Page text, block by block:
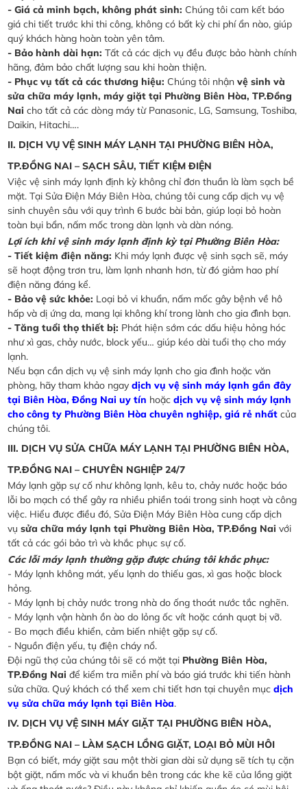
- Giá cả minh bạch, không phát sinh: Chúng tôi cam kết báo
giá chi tiết trước khi thi công, không có bất kỳ chi phí ẩn nào, giúp
quý khách hàng hoàn toàn yên tâm.
- Bảo hành dài hạn: Tất cả các dịch vụ đều được bảo hành chính
hãng, đảm bảo chất lượng sau khi hoàn thiện.
- Phục vụ tất cả các thương hiệu: Chúng tôi nhậnvệ sinh và
sửa chữa máy lạnh, máy giặt tại Phường Biên Hòa, TP.Đồng
Nai cho tất cả các dòng máy từ Panasonic, LG, Samsung, Toshiba,
Daikin, Hitachi….
II. DỊCH VỤ VỆ SINH MÁY LẠNH TẠI PHƯỜNG BIÊN HÒA,
TP.ĐỒNG NAI – SẠCH SÂU, TIẾT KIỆM ĐIỆN
Việc vệ sinh máy lạnh định kỳ không chỉ đơn thuần là làm sạch bề
mặt. Tại Sửa Điện Máy Biên Hòa, chúng tôi cung cấp dịch vụ vệ
sinh chuyên sâu với quy trình 6 bước bài bản, giúp loại bỏ hoàn
toàn bụi bẩn, nấm mốc trong dàn lạnh và dàn nóng.
Lợi ích khi vệ sinh máy lạnh định kỳ tại Phường Biên Hòa:
- Tiết kiệm điện năng: Khi máy lạnh được vệ sinh sạch sẽ, máy
sẽ hoạt động trơn tru, làm lạnh nhanh hơn, từ đó giảm hao phí
điện năng đáng kể.
- Bảo vệ sức khỏe: Loại bỏ vi khuẩn, nấm mốc gây bệnh về hô
hấp và dị ứng da, mang lại không khí trong lành cho gia đình bạn.
- Tăng tuổi thọ thiết bị: Phát hiện sớm các dấu hiệu hỏng hóc
như xì gas, chảy nước, block yếu… giúp kéo dài tuổi thọ cho máy
lạnh.
Nếu bạn cần dịch vụ vệ sinh máy lạnh cho gia đình hoặc văn
phòng, hãy tham khảo ngaydịch vụ vệ sinh máy lạnh gần đây
tại Biên Hòa, Đồng Nai uy tín hoặcdịch vụ vệ sinh máy lạnh
cho công ty Phường Biên Hòa chuyên nghiệp, giá rẻ nhất của
chúng tôi.
III. DỊCH VỤ SỬA CHỮA MÁY LẠNH TẠI PHƯỜNG BIÊN HÒA,
TP.ĐỒNG NAI – CHUYÊN NGHIỆP 24/7
Máy lạnh gặp sự cố như không lạnh, kêu to, chảy nước hoặc báo
lỗi bo mạch có thể gây ra nhiều phiền toái trong sinh hoạt và công
việc. Hiểu được điều đó, Sửa Điện Máy Biên Hòa cung cấp dịch
vụsửa chữa máy lạnh tại Phường Biên Hòa, TP.Đồng Nai với
tất cả các gói bảo trì và khắc phục sự cố.
Các lỗi máy lạnh thường gặp được chúng tôi khắc phục:
- Máy lạnh không mát, yếu lạnh do thiếu gas, xì gas hoặc block
hỏng.
- Máy lạnh bị chảy nước trong nhà do ống thoát nước tắc nghẽn.
- Máy lạnh vận hành ồn ào do lỏng ốc vít hoặc cánh quạt bị vỡ.
- Bo mạch điều khiển, cảm biến nhiệt gặp sự cố.
- Nguồn điện yếu, tụ điện cháy nổ.
Đội ngũ thợ của chúng tôi sẽ có mặt tại Phường Biên Hòa,
TP.Đồng Nai để kiểm tra miễn phí và báo giá trước khi tiến hành
sửa chữa. Quý khách có thể xem chi tiết hơn tại chuyên mụcdịch
vụ sửa chữa máy lạnh tại Biên Hòa.
IV. DỊCH VỤ VỆ SINH MÁY GIẶT TẠI PHƯỜNG BIÊN HÒA,
TP.ĐỒNG NAI – LÀM SẠCH LỒNG GIẶT, LOẠI BỎ MÙI HÔI
Bạn có biết, máy giặt sau một thời gian dài sử dụng sẽ tích tụ cặn
bột giặt, nấm mốc và vi khuẩn bên trong các khe kẽ của lồng giặt